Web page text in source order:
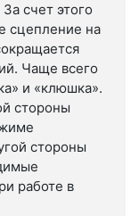
счет этого
сцепление на
Чаще всего
и «клюшка».
стороны
стороны
работе в